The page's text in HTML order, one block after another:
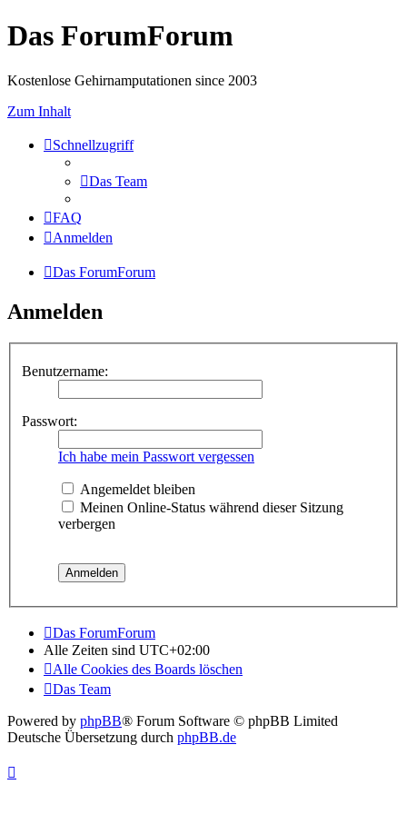
Das ForumForum
Kostenlose Gehirnamputationen since 2003
Zum Inhalt
Schnellzugriff
Das Team
FAQ
Anmelden
Das ForumForum
Anmelden
Benutzername:
Passwort:
Ich habe mein Passwort vergessen
Angemeldet bleiben
Meinen Online-Status während dieser Sitzung
verbergen
Das ForumForum
Alle Zeiten sind UTC+02:00
Alle Cookies des Boards löschen
Das Team
Powered by phpBB® Forum Software © phpBB Limited
Deutsche Übersetzung durch phpBB.de